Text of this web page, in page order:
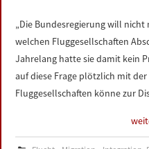
„Die Bundesregierung will
welchen Fluggesellschaften
Jahrelang hatte sie damit kein
auf diese Frage plötzlich mit
Fluggesellschaften könne zur